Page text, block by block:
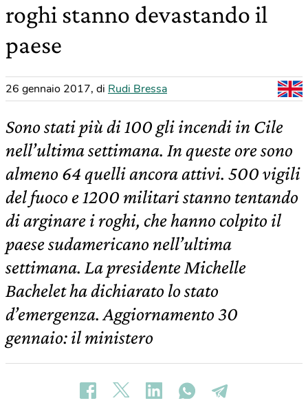
roghi stanno devastando il
paese
26 gennaio 2017, di Rudi Bressa
Sono stati più di 100 gli incendi in Cile
nell’ultima settimana. In queste ore sono
almeno 64 quelli ancora attivi. 500 vigili
del fuoco e 1200 militari stanno tentando
di arginare i roghi, che hanno colpito il
paese sudamericano nell’ultima
settimana. La presidente Michelle
Bachelet ha dichiarato lo stato
d’emergenza. Aggiornamento 30
gennaio: il ministero